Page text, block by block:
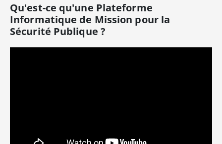
Qu'est-ce qu'une Plateforme
Informatique de Mission pour la
Sécurité Publique ?